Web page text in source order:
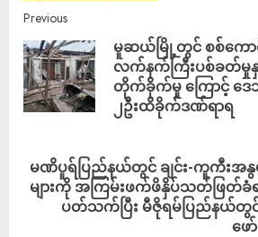
Previous
မူဆယ်မြို့တွင် စစ်ကေ
လက်နက်ကြီးပစ်ခတ်မှုနှ
တိုက်ခိုက်မှု ကြောင့် ဒေ
၂ဦးထိခိုက်ဒဏ်ရာရ
မဏိပူရ်ပြည်နယ်တွင် ချင်း-ကူကီးအ
များကို အကြမ်းဖက်ဖိနှိပ်သတ်ဖြတ်ခံ
ပတ်သက်ပြီး မီဇိုရမ်ပြည်နယ်တွင်
ဖ